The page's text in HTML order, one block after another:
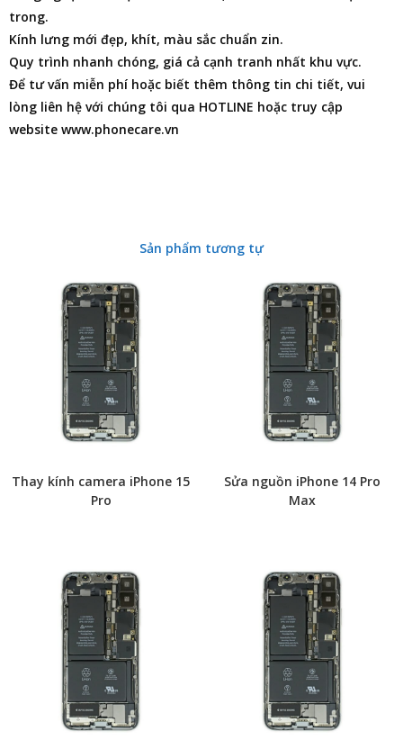
trong.
Kính lưng mới đẹp, khít, màu sắc chuẩn zin.
Quy trình nhanh chóng, giá cả cạnh tranh nhất khu vực.
Để tư vấn miễn phí hoặc biết thêm thông tin chi tiết, vui
lòng liên hệ với chúng tôi qua HOTLINE hoặc truy cập
website www.phonecare.vn
Sản phẩm tương tự
Thay kính camera iPhone 15
Pro
Sửa nguồn iPhone 14 Pro
Max